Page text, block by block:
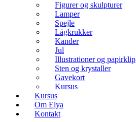
Figurer og skulpturer
Lamper
Spejle
Lågkrukker
Kander
Jul
Illustrationer og papirklip
Sten og krystaller
Gavekort
Kursus
Kursus
Om Elya
Kontakt